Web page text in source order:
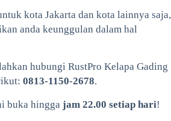
kota Jakarta dan kota lainnya saja,
anda keunggulan dalam hal
hubungi RustPro Kelapa Gading
0813-1150-2678.
buka hingga jam 22.00 setiap hari!